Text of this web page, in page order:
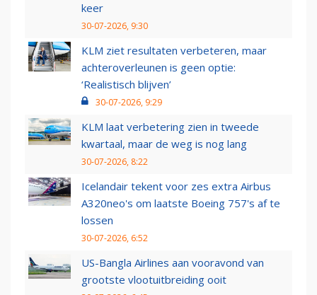
keer
30-07-2026, 9:30
KLM ziet resultaten verbeteren, maar
achteroverleunen is geen optie:
‘Realistisch blijven’
30-07-2026, 9:29
KLM laat verbetering zien in tweede
kwartaal, maar de weg is nog lang
30-07-2026, 8:22
Icelandair tekent voor zes extra Airbus
A320neo's om laatste Boeing 757's af te
lossen
30-07-2026, 6:52
US-Bangla Airlines aan vooravond van
grootste vlootuitbreiding ooit